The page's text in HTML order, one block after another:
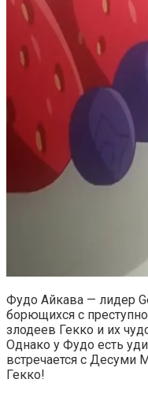
Фудо Айкава — лидер
борющихся с
злодеев Гекко и их
Однако у Фудо есть
встречается с Десуми
Гекко!